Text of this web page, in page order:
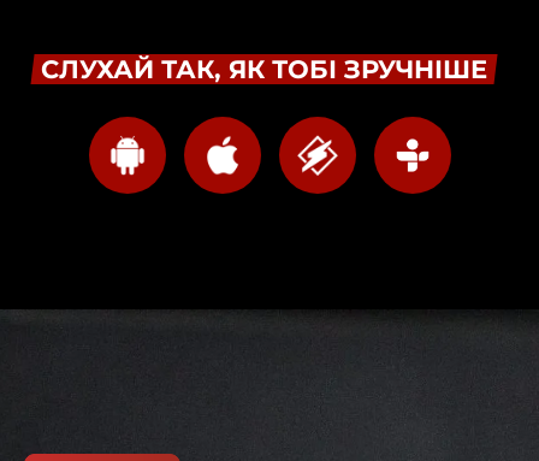
СЛУХАЙ ТАК, ЯК ТОБІ ЗРУЧНІШЕ